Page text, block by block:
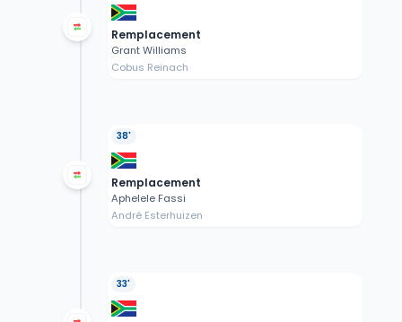
Remplacement
Grant Williams
Cobus Reinach
38'
Remplacement
Aphelele Fassi
André Esterhuizen
33'